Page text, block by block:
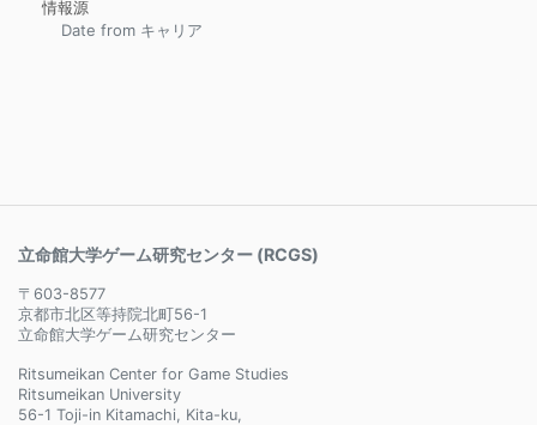
情報源
Date from キャリア
立命館大学ゲーム研究センター (RCGS)
〒603-8577
京都市北区等持院北町56-1
立命館大学ゲーム研究センター
Ritsumeikan Center for Game Studies
Ritsumeikan University
56-1 Toji-in Kitamachi, Kita-ku,